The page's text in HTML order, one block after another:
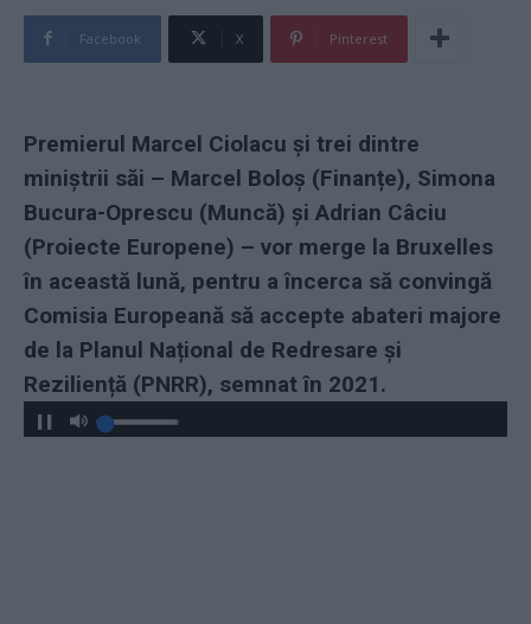
Facebook X Pinterest
Premierul Marcel Ciolacu și trei dintre
miniștrii săi – Marcel Boloș (Finanțe), Simona
Bucura-Oprescu (Muncă) și Adrian Câciu
(Proiecte Europene) – vor merge la Bruxelles
în această lună, pentru a încerca să convingă
Comisia Europeană să accepte abateri majore
de la Planul Național de Redresare și
Reziliență (PNRR), semnat în 2021.